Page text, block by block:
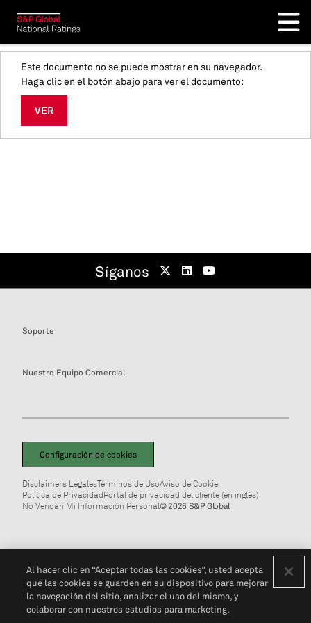
Este documento no se puede mostrar en su navegador.
Haga clic en el botón abajo para ver el documento:
VER
Síganos
Soporte
Nuestro Equipo Comercial
Configuración de cookies
Disclaimers LegalesTérminos de UsoAviso de Cookie
Política de PrivacidadPortal de privacidad del cliente (en inglés)
No Vendan Mi Información Personal© 2026 S&P Global
Al hacer clic en “Aceptar todas las cookies”, usted acepta
que las cookies se guarden en su dispositivo para mejorar
la navegación del sitio, analizar el uso del mismo, y
colaborar con nuestros estudios para marketing.